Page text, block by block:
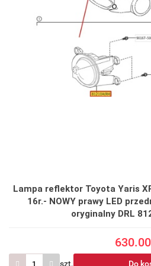
Lampa reflektor Toyota Yaris
16r.- NOWY prawy LED
oryginalny DRL
630.00
szt. Do